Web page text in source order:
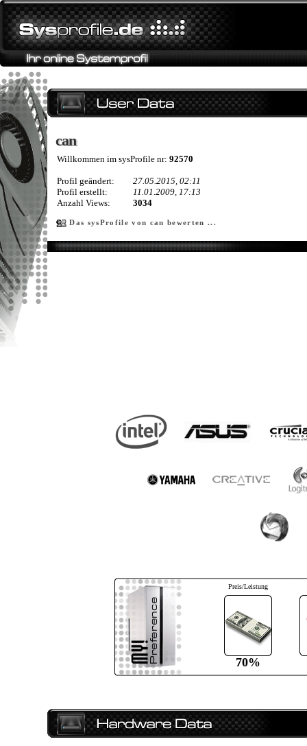
can
can
Willkommen im sysProfile nr: 92570
Profil geändert:
27.05.2015, 02:11
Profil erstellt:
11.01.2009, 17:13
Anzahl Views:
3034
Das sysProfile von can bewerten ...
Preis/Leistung
70%